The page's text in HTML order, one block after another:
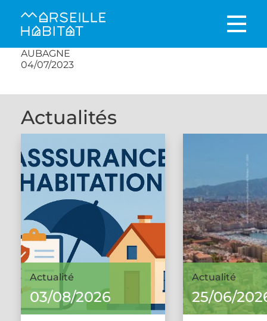
AUBAGNE
04/07/2023
Actualités
Actualité
03/08/2026
Actualité
25/06/